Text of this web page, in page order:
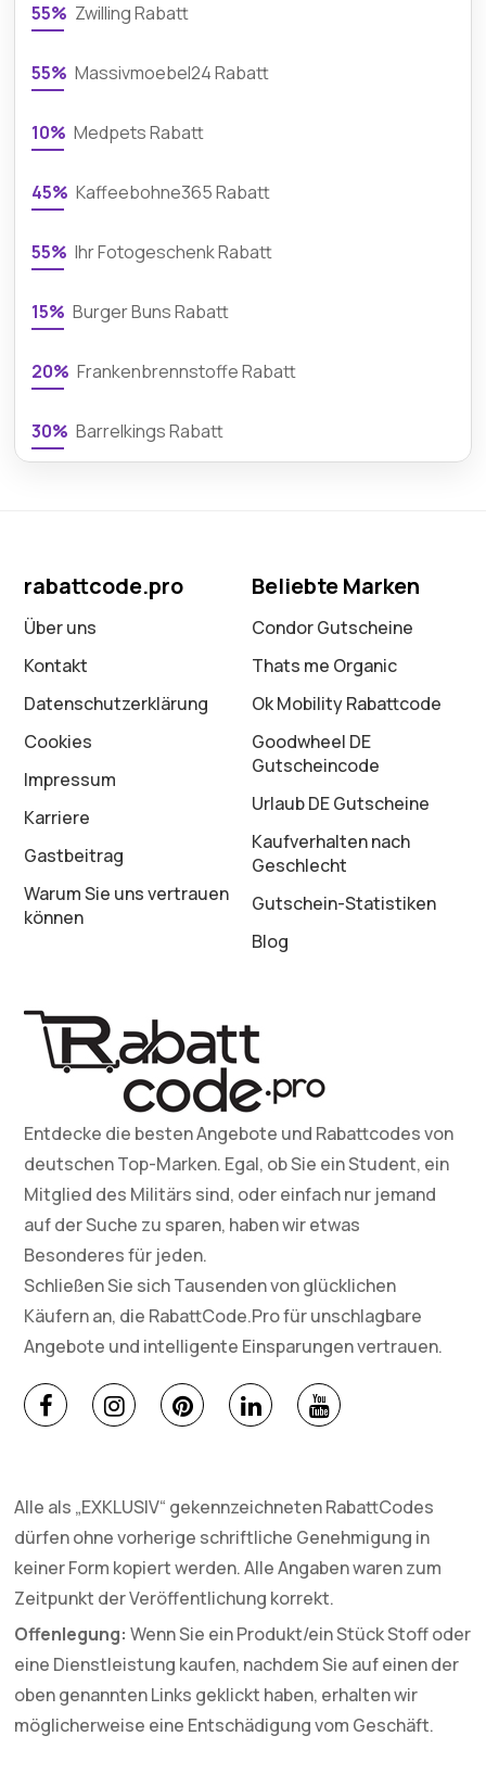
55% Zwilling Rabatt
55% Massivmoebel24 Rabatt
10% Medpets Rabatt
45% Kaffeebohne365 Rabatt
55% Ihr Fotogeschenk Rabatt
15% Burger Buns Rabatt
20% Frankenbrennstoffe Rabatt
30% Barrelkings Rabatt
rabattcode.pro
Über uns
Kontakt
Datenschutz­erklärung
Cookies
Impressum
Karriere
Gastbeitrag
Warum Sie uns vertrauen
können
Beliebte Marken
Condor Gutscheine
Thats me Organic
Ok Mobility Rabattcode
Goodwheel DE
Gutscheincode
Urlaub DE Gutscheine
Kaufverhalten nach
Geschlecht
Gutschein-Statistiken
Blog
Entdecke die besten Angebote und Rabattcodes von
deutschen Top-Marken. Egal, ob Sie ein Student, ein
Mitglied des Militärs sind, oder einfach nur jemand
auf der Suche zu sparen, haben wir etwas
Besonderes für jeden.
Schließen Sie sich Tausenden von glücklichen
Käufern an, die RabattCode.Pro für unschlagbare
Angebote und intelligente Einsparungen vertrauen.
Alle als „EXKLUSIV“ gekennzeichneten RabattCodes
dürfen ohne vorherige schriftliche Genehmigung in
keiner Form kopiert werden. Alle Angaben waren zum
Zeitpunkt der Veröffentlichung korrekt.
Offenlegung: Wenn Sie ein Produkt/ein Stück Stoff oder
eine Dienstleistung kaufen, nachdem Sie auf einen der
oben genannten Links geklickt haben, erhalten wir
möglicherweise eine Entschädigung vom Geschäft.